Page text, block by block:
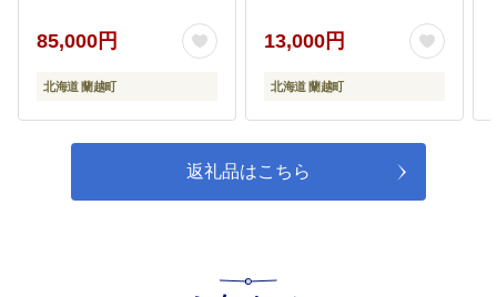
85,000円
北海道 蘭越町
13,000円
北海道 蘭越町
返礼品はこちら